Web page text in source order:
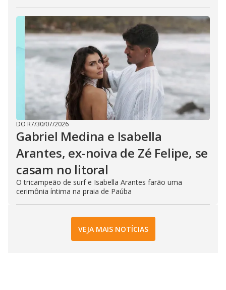
DO R7/30/07/2026
Gabriel Medina e Isabella
Arantes, ex-noiva de Zé Felipe, se
casam no litoral
O tricampeão de surf e Isabella Arantes farão uma
cerimônia íntima na praia de Paúba
VEJA MAIS NOTÍCIAS